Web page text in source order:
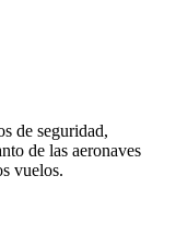
de seguridad,
de las aeronaves
vuelos.